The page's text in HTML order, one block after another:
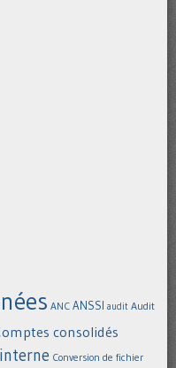
ANC ANSSI audit Audit
consolidés
Conversion de fichier